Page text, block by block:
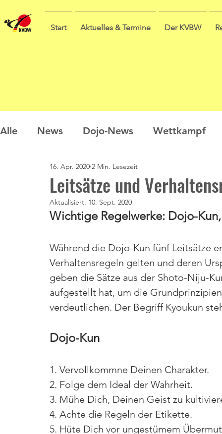
Start Aktuelles & Termine Der KVBW
Alle News Dojo-News Wettkampf
Nachwuchs Prüfungen
Sommercamp Umfrage
Leitsätze und
16. Apr. 2020 2 Min. Lesezeit
Aktualisiert: 10. Sept. 2020
Wichtige Regelwerke: Dojo-
Während die Dojo-Kun fünf Leitsätze
Verhaltensregeln gelten und deren
geben die Sätze aus der Shoto-Niju-
aufgestellt hat, um die
verdeutlichen. Der Begriff Kyoukun
Dojo-Kun
1. Vervollkommne Deinen Charakter.
2. Folge dem Ideal der Wahrheit.
3. Mühe Dich, Deinen Geist zu
4. Achte die Regeln der Etikette.
5. Hüte Dich vor ungestümem